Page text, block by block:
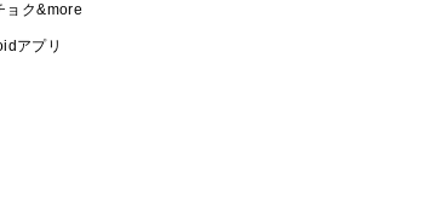
ョク&more
アプリ